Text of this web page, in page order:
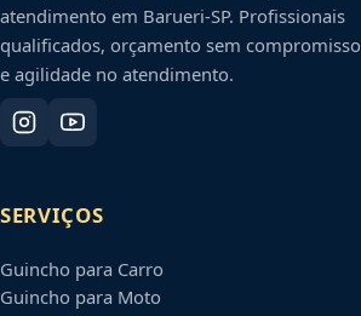
atendimento em Barueri-SP. Profissionais
qualificados, orçamento sem compromisso
e agilidade no atendimento.
SERVIÇOS
Guincho para Carro
Guincho para Moto